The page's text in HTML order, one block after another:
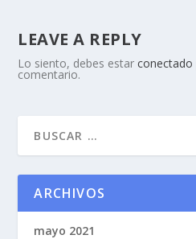
LEAVE A REPLY
Lo siento, debes estarconectado
comentario.
ARCHIVOS
mayo 2021